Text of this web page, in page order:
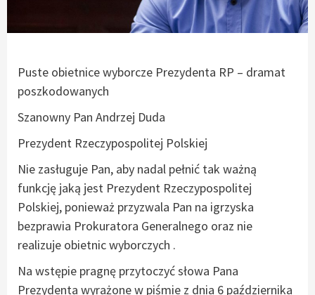
Puste obietnice wyborcze Prezydenta RP – dramat
poszkodowanych
Szanowny Pan Andrzej Duda
Prezydent Rzeczypospolitej Polskiej
Nie zasługuje Pan, aby nadal pełnić tak ważną
funkcję jaką jest Prezydent Rzeczypospolitej
Polskiej, ponieważ przyzwala Pan na igrzyska
bezprawia Prokuratora Generalnego oraz nie
realizuje obietnic wyborczych .
Na wstępie pragnę przytoczyć słowa Pana
Prezydenta wyrażone w piśmie z dnia 6 października